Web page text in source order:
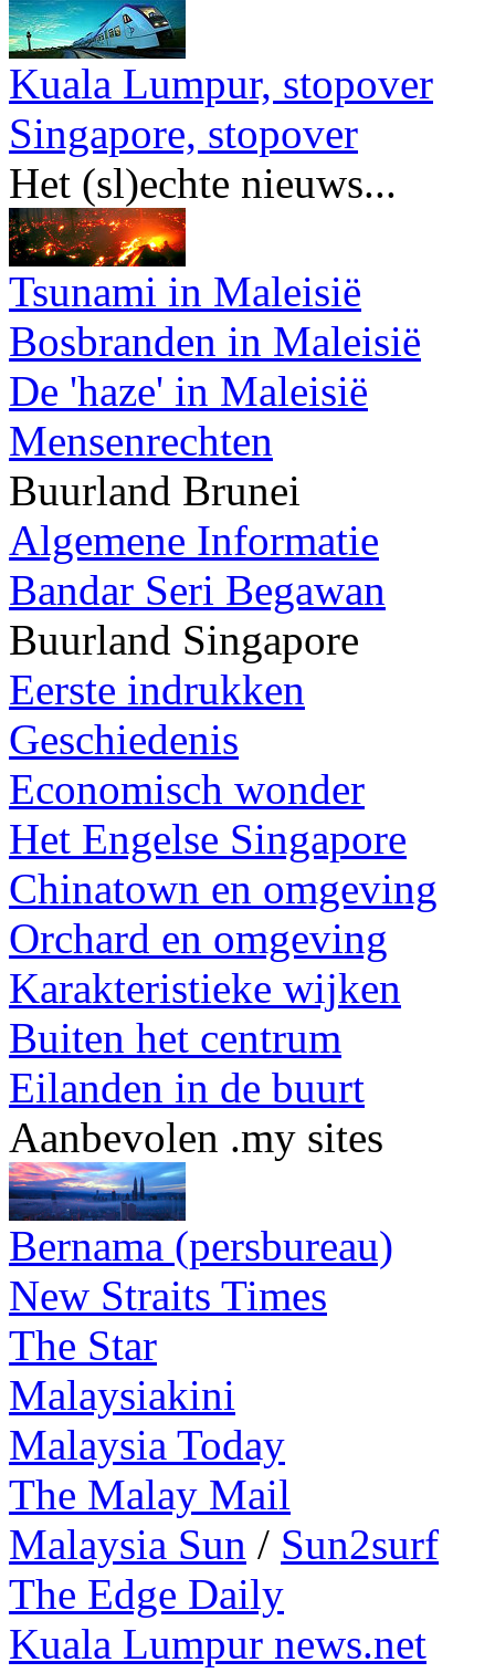
Kuala Lumpur, stopover
Singapore, stopover
Het (sl)echte nieuws...
Tsunami in Maleisië
Bosbranden in Maleisië
De 'haze' in Maleisië
Mensenrechten
Buurland Brunei
Algemene Informatie
Bandar Seri Begawan
Buurland Singapore
Eerste indrukken
Geschiedenis
Economisch wonder
Het Engelse Singapore
Chinatown en omgeving
Orchard en omgeving
Karakteristieke wijken
Buiten het centrum
Eilanden in de buurt
Aanbevolen .my sites
Bernama (persbureau)
New Straits Times
The Star
Malaysiakini
Malaysia Today
The Malay Mail
Malaysia Sun / Sun2surf
The Edge Daily
Kuala Lumpur news.net